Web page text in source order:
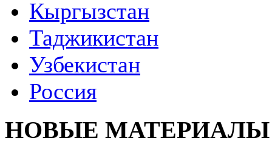
Кыргызстан
Таджикистан
Узбекистан
Россия
НОВЫЕ МАТЕРИАЛЫ